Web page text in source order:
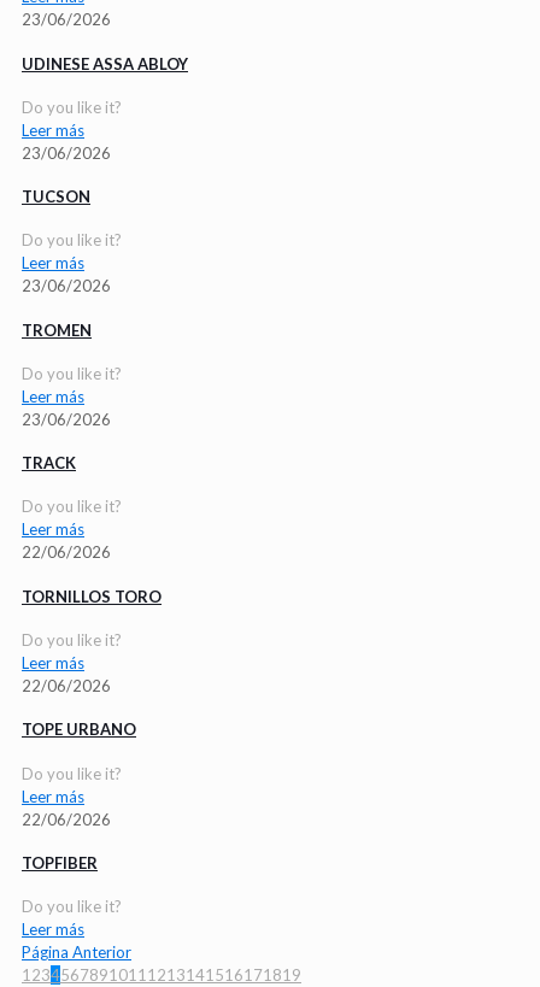
23/06/2026
UDINESE ASSA ABLOY
Do you like it?
Leer más
23/06/2026
TUCSON
Do you like it?
Leer más
23/06/2026
TROMEN
Do you like it?
Leer más
23/06/2026
TRACK
Do you like it?
Leer más
22/06/2026
TORNILLOS TORO
Do you like it?
Leer más
22/06/2026
TOPE URBANO
Do you like it?
Leer más
22/06/2026
TOPFIBER
Do you like it?
Leer más
Página Anterior
1 234567891011 1213141516171819